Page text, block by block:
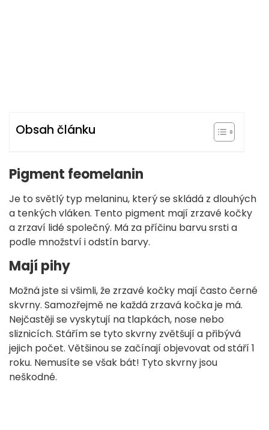
Obsah článku
Pigment feomelanin
Je to světlý typ melaninu, který se skládá z dlouhých
a tenkých vláken. Tento pigment mají zrzavé kočky
a zrzaví lidé společný. Má za příčinu barvu srsti a
podle množství i odstín barvy.
Mají pihy
Možná jste si všimli, že zrzavé kočky mají často černé
skvrny. Samozřejmě ne každá zrzavá kočka je má.
Nejčastěji se vyskytují na tlapkách, nose nebo
sliznicích. Stářím se tyto skvrny zvětšují a přibývá
jejich počet. Většinou se začínají objevovat od stáří 1
roku. Nemusíte se však bát! Tyto skvrny jsou
neškodné.